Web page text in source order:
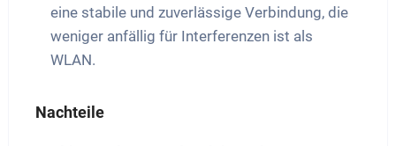
eine stabile und zuverlässige Verbindung, die
weniger anfällig für Interferenzen ist als
WLAN.
Nachteile